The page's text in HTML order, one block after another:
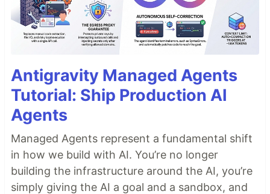
Antigravity Managed Agents
Tutorial: Ship Production AI
Agents
Managed Agents represent a fundamental shift
in how we build with AI. You’re no longer
building the infrastructure around the AI, you’re
simply giving the AI a goal and a sandbox, and